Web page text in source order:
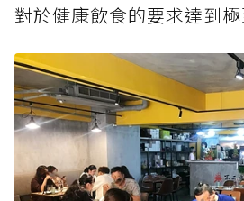
對於健康飲食的要求達到極